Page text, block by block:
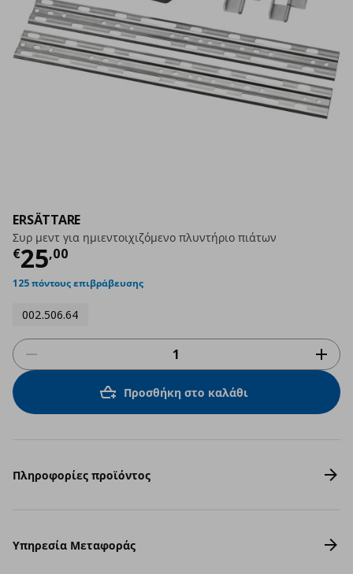
ERSÄTTARE
Συρ μεντ για ημιεντοιχιζόμενο πλυντήριο πιάτων
€25,00
Τρέχουσα τιμή
125 πόντους επιβράβευσης
002.506.64
Προσθήκη στο καλάθι
Πληροφορίες προϊόντος
Υπηρεσία Μεταφοράς